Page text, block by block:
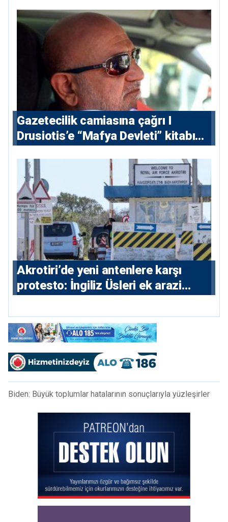
Gazetecilik camiasına çağrı I
⁠Drusiotis’e “Mafya Devleti” kitabı
⁠Akrotiri’de yeni antenlere karşı
protesto: İngiliz Üsleri ek arazi
Biden: Büyük toplumlar hatalarının sonuçlarıyla yüzleşirler